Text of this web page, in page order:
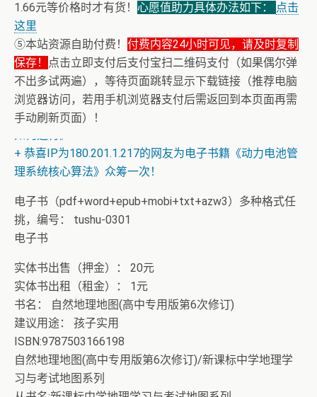
1.66元等价格时才有货！ 心愿值助力具体办法如下：
点击
这里
⑤本站资源自助付费！ 付费内容24小时可见，请及时复制
保存！
点击立即支付后支付宝扫二维码支付（如果偶尔弹
不出多试两遍），等待页面跳转显示下载链接（推荐电脑
浏览器访问，若用手机浏览器支付后需返回到本页面再需
手动刷新页面）！
+ 恒星世界在暴力中诞生，也在暴力中消亡！《了解宇宙
+ 恭喜IP为180.201.1.217的网友为电子书籍《动力电池管
理系统核心算法》众筹一次！
电子书（pdf+word+epub+mobi+txt+azw3）多种格式任
挑，编号： tushu-0301
电子书
实体书出售（押金）： 20元
实体书出租（租金）： 1元
书名： 自然地理地图(高中专用版第6次修订)
建议用途： 孩子实用
ISBN:9787503166198
自然地理地图(高中专用版第6次修订)/新课标中学地理学
习与考试地图系列